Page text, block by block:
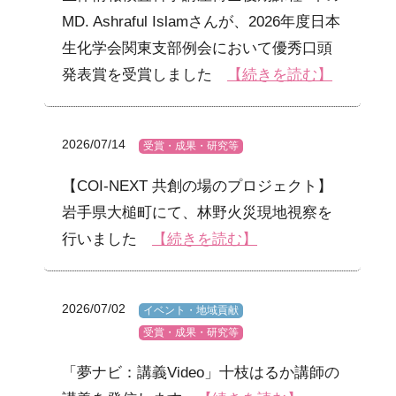
MD. Ashraful Islamさんが、2026年度日本
生化学会関東支部例会において優秀口頭
発表賞を受賞しました
【続きを読む】
2026/07/14 受賞・成果・研究等
【COI-NEXT 共創の場のプロジェクト】
岩手県大槌町にて、林野火災現地視察を
行いました
【続きを読む】
2026/07/02
イベント・地域貢献
受賞・成果・研究等
「夢ナビ：講義Video」十枝はるか講師の